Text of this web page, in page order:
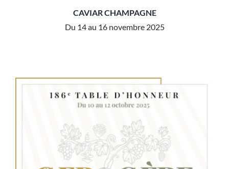
CAVIAR CHAMPAGNE
Du 14 au 16 novembre 2025